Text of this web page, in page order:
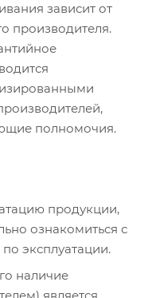
зависит от
производителя.
полномочия.
продукции,
ознакомиться с
эксплуатации.
наличие